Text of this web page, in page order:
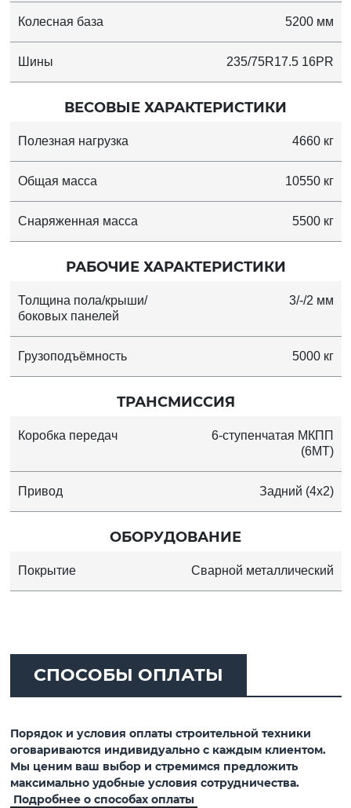
Колесная база 5200 мм
Шины 235/75R17.5 16PR
ВЕСОВЫЕ ХАРАКТЕРИСТИКИ
Полезная нагрузка 4660 кг
Общая масса 10550 кг
Снаряженная масса 5500 кг
РАБОЧИЕ ХАРАКТЕРИСТИКИ
Толщина пола/крыши/
боковых панелей
3/-/2 мм
Грузоподъёмность 5000 кг
ТРАНСМИССИЯ
Коробка передач
6-ступенчатая МКПП
(6MT)
Привод Задний (4x2)
ОБОРУДОВАНИЕ
Покрытие Сварной металлический
СПОСОБЫ ОПЛАТЫ
Порядок и условия оплаты строительной техники
оговариваются индивидуально с каждым клиентом.
Мы ценим ваш выбор и стремимся предложить
максимально удобные условия сотрудничества.
Подробнее о способах оплаты